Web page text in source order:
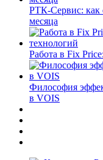
РТК-Сервис: как
месяца
Работа в Fix
Философия
в VOIS